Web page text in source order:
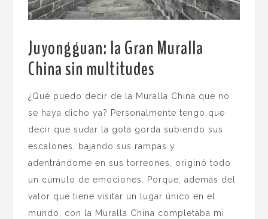
Juyongguan: la Gran Muralla
China sin multitudes
¿Qué puedo decir de la Muralla China que no
se haya dicho ya? Personalmente tengo que
decir que sudar la gota gorda subiendo sus
escalones, bajando sus rampas y
adentrándome en sus torreones, originó todo
un cúmulo de emociones. Porque, además del
valor que tiene visitar un lugar único en el
mundo, con la Muralla China completaba mi